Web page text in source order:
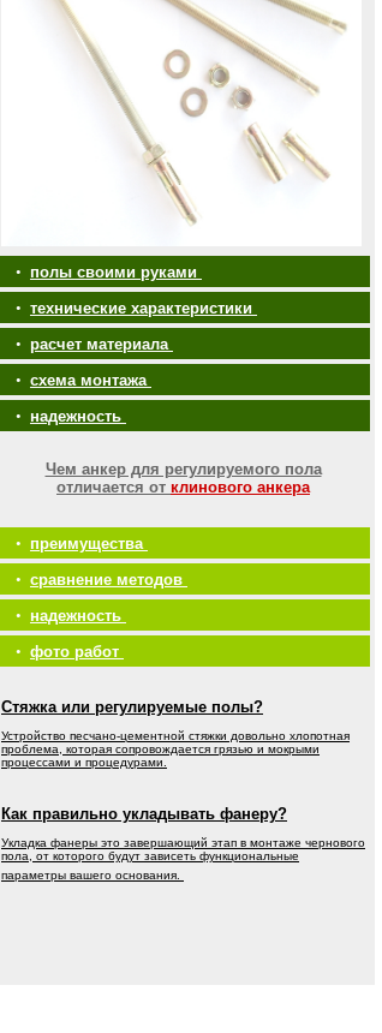
• полы своими руками
• технические характеристики
• расчет материала
• схема монтажа
• надежность
Чем анкер для регулируемого пола
отличается от клинового анкера
• преимущества
• сравнение методов
• надежность
• фото работ
Стяжка или регулируемые полы?
Устройство песчано-цементной стяжки довольно хлопотная
проблема, которая сопровождается грязью и мокрыми
процессами и процедурами.
Как правильно укладывать фанеру?
Укладка фанеры это завершающий этап в монтаже чернового
пола, от которого будут зависеть функциональные
параметры вашего основания.